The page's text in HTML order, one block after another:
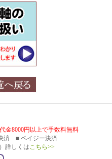
金8000円以上で手数料無料
済 ■ ペイジー決済
詳しくは こちら>>